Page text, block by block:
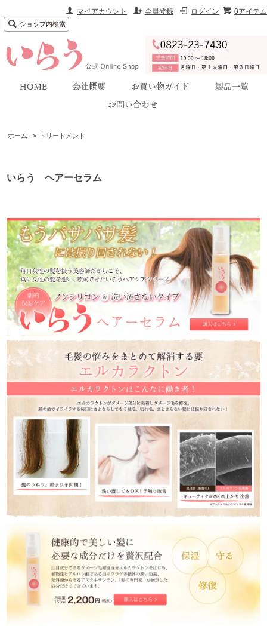
0アイテム
ログイン
会員登録
マイアカウント
ショップ内検索
ホーム > トリートメント
いらう ヘアーセラム